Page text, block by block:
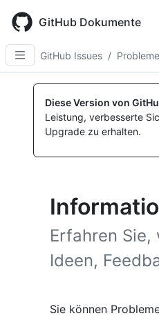
main
content
GitHub Dokumente
GitHub Issues / Probleme
Diese Version von
Leistung, verbesserte
Upgrade zu erhalten.
Erfahren
Ideen,
Sie können